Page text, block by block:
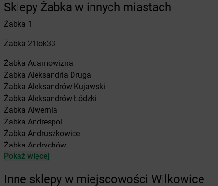
Sklepy Żabka w innych miastach
Żabka 1
Żabka 21lok33
Żabka Adamowizna
Żabka Aleksandria Druga
Żabka Aleksandrów Kujawski
Żabka Aleksandrów Łódzki
Żabka Alwernia
Żabka Andrespol
Żabka Andruszkowice
Żabka Andrychów
Żabka Antonie
Żabka Automat
Pokaż więcej
Inne sklepy w miejscowości Wilkowice